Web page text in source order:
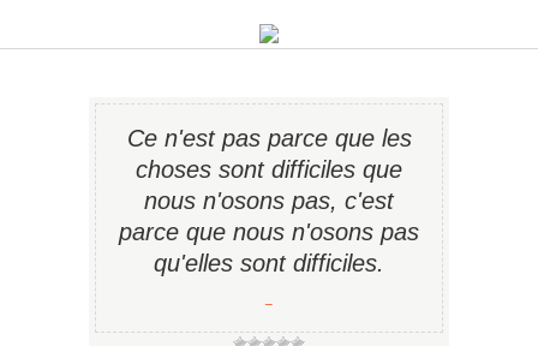
Ce n'est pas parce que les
choses sont difficiles que
nous n'osons pas, c'est
parce que nous n'osons pas
qu'elles sont difficiles.
−